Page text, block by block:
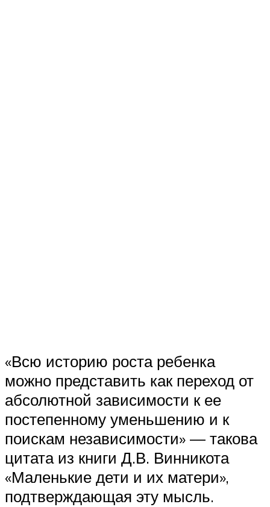
«Всю историю роста ребенка
можно представить как переход от
абсолютной зависимости к ее
постепенному уменьшению и к
поискам независимости» — такова
цитата из книги Д.В. Винникота
«Маленькие дети и их матери»,
подтверждающая эту мысль.